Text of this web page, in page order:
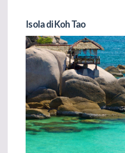
Isola di Koh Tao